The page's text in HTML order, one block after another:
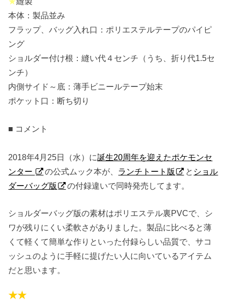
本体：製品並み
フラップ、バッグ入れ口：ポリエステルテープのパイピ
ング
ショルダー付け根：縫い代４センチ（うち、折り代1.5セ
ンチ）
内側サイド～底：薄手ビニールテープ始末
ポケット口：断ち切り
■ コメント
2018年4月25日（水）に誕生20周年を迎えたポケモンセ
ンター
の公式ムック本が、 ランチトート版 と ショル
ダーバッグ版
の付録違いで同時発売してます。
ショルダーバッグ版の素材はポリエステル裏PVCで、シ
ワが残りにくい柔軟さがありました。製品に比べると薄
くて軽くて簡単な作りといった付録らしい品質で、サコ
ッシュのように手軽に提げたい人に向いているアイテム
だと思います。